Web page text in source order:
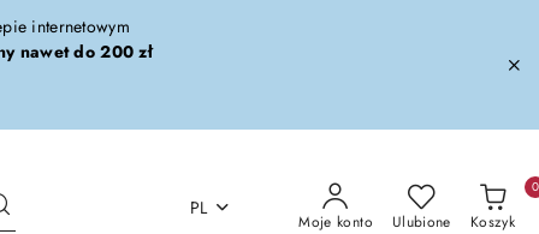
internetowym
nawet do 200 zł
PL
Moje konto Ulubione Koszyk
0